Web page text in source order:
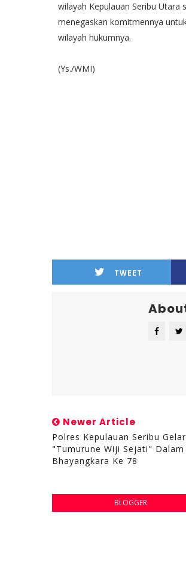
wilayah Kepulauan Seribu
menegaskan komitmennya
wilayah hukumnya.
(Ys./WMI)
TWEET
Newer Article
Polres Kepulauan Seribu
"Tumurune Wiji Sejati" Dalam
Bhayangkara Ke 78
BLOGGER